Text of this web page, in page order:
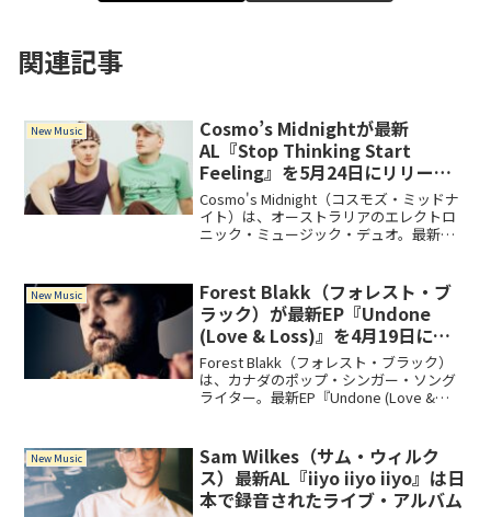
関連記事
New Music
Cosmo’s Midnightが最新
AL『Stop Thinking Start
Feeling』を5月24日にリリー
ス！
Cosmo's Midnight（コスモズ・ミッドナ
イト）は、オーストラリアのエレクトロ
ニック・ミュージック・デュオ。最新ア
「Chance On You (feat. KUČKA)」といっ
たコラボ曲を収録。
New Music
Forest Blakk（フォレスト・ブ
ラック）が最新EP『Undone
(Love & Loss)』を4月19日にリ
リース！
Forest Blakk（フォレスト・ブラック）
は、カナダのポップ・シンガー・ソング
ライター。最新EP『Undone (Love &
のラブストーリーについて歌った「Love
Somebody Again」「I Choose You」を含
む全7曲を収録。
New Music
Sam Wilkes（サム・ウィルク
ス）最新AL『iiyo iiyo iiyo』は日
本で録音されたライブ・アルバム